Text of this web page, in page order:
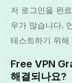
저 로그인을 완
우가 많습니다.
테스트하기 위
Free VPN
해결되나요?